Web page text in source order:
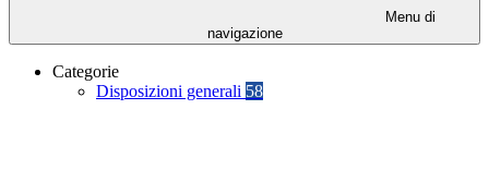
Menu di
navigazione
Categorie
Disposizioni generali 58